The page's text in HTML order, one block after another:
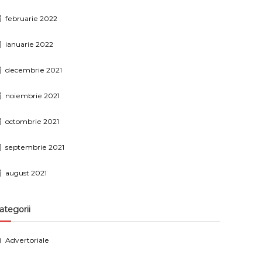
februarie 2022
ianuarie 2022
decembrie 2021
noiembrie 2021
octombrie 2021
septembrie 2021
august 2021
Advertoriale